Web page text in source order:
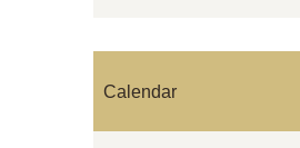
Calendar